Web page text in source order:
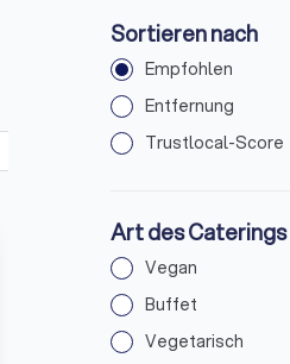
44) Mittagessen( 44
Sortieren nach
Empfohlen
Entfernung
Trustlocal-Score
Art des Caterings
Vegan
Buffet
Vegetarisch